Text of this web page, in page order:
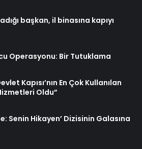
başkan, il binasına kapıyı
Operasyonu: Bir Tutuklama
Kapısı’nın En Çok Kullanılan
Oldu”
Senin Hikayen’ Dizisinin Galasına